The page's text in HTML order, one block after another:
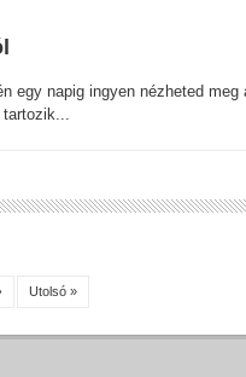
egy napig ingyen nézheted
Utolsó »